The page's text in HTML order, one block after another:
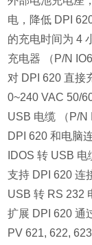
电，降低 DPI
的充电时间为 4
充电器 （P/N
对 DPI 620 直接
0~240 VAC 50/
USB 电缆 （P/N
DPI 620 和电脑
IDOS 转 USB
支持 DPI 620 连
USB 转 RS 232
扩展 DPI 620 通
PV 621, 622,